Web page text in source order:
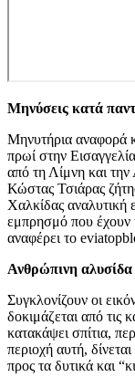
Μηνύσεις κατά
Μηνυτήρια αναφορά
πρωί στην
από τη Λίμνη και
Κώστας Τσιάρας
Χαλκίδας αναλυτική
εμπρησμό που έχουν
αναφέρει το
Ανθρώπινη
Συγκλονίζουν οι
δοκιμάζεται από τις
κατακάψει σπίτια,
περιοχή αυτή,
προς τα δυτικά και